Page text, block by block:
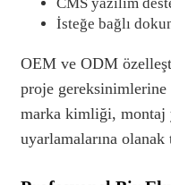
CMS yazılım
İsteğe bağlı
OEM ve ODM
proje gereksinimlerine
marka kimliği, montaj
uyarlamalarına olanak